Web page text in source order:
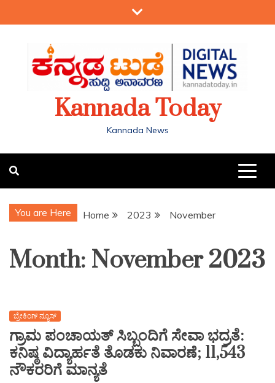
Kannada Today
Kannada News
You are Here Home 2023 November
Month: November 2023
ಬ್ರೇಕಿಂಗ್ ನ್ಯೂಸ್
ಗ್ರಾಮ ಪಂಚಾಯತ್ ಸಿಬ್ಬಂದಿಗೆ ಸೇವಾ ಭದ್ರತೆ:
ಕನಿಷ್ಠ ವಿದ್ಯಾರ್ಹತೆ ತೊಡಕು ನಿವಾರಣೆ; 11,543
ನೌಕರರಿಗೆ ಮಾನ್ಯತೆ